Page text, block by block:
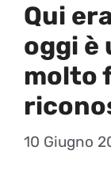
Qui
oggi è
molto
10 Giugno